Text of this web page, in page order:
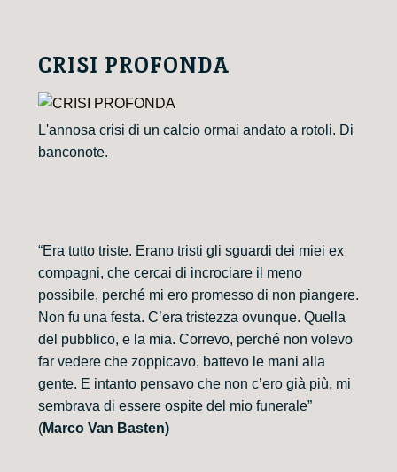
CRISI PROFONDA
L'annosa crisi di un calcio ormai andato a rotoli. Di
banconote.
“Era tutto triste. Erano tristi gli sguardi dei miei ex
compagni, che cercai di incrociare il meno
possibile, perché mi ero promesso di non piangere.
Non fu una festa. C’era tristezza ovunque. Quella
del pubblico, e la mia. Correvo, perché non volevo
far vedere che zoppicavo, battevo le mani alla
gente. E intanto pensavo che non c’ero già più, mi
sembrava di essere ospite del mio funerale”
(Marco Van Basten)